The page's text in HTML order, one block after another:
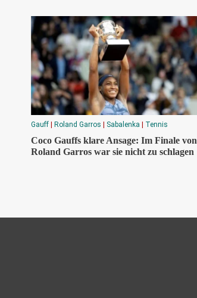
Gauff | Roland Garros | Sabalenka | Tennis
Coco Gauffs klare Ansage: Im Finale von
Roland Garros war sie nicht zu schlagen